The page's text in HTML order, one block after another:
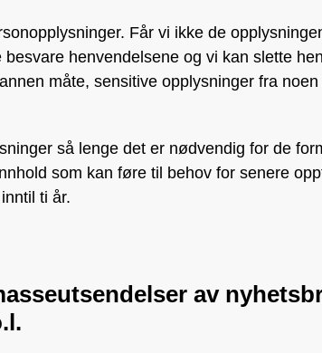
Får vi ikke de
besvare henvendelsene og vi kan slette
måte, sensitive opplysninger fra
så lenge det er nødvendig for de
som kan føre til behov for senere
ti år.
av